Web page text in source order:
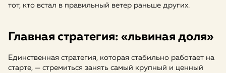
тот, кто встал в правильный ветер раньше других.
Главная стратегия: «львиная доля»
Единственная стратегия, которая стабильно работает на
старте, — стремиться занять самый крупный и ценный